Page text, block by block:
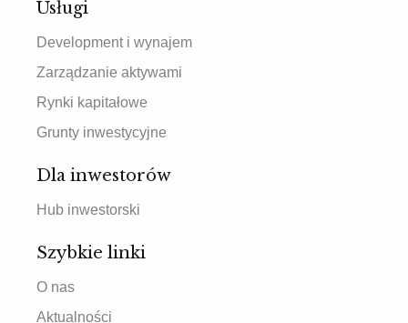
Usługi
Development i wynajem
Zarządzanie aktywami
Rynki kapitałowe
Grunty inwestycyjne
Dla inwestorów
Hub inwestorski
Szybkie linki
O nas
Aktualności